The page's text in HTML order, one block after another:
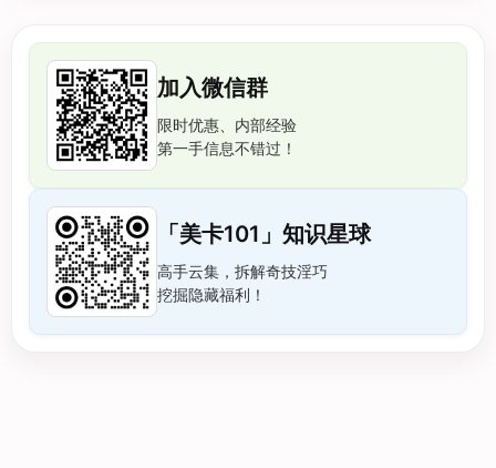
加入微信群
限时优惠、内部经验
第一手信息不错过！
「美卡101」知识星球
高手云集，拆解奇技淫巧
挖掘隐藏福利！